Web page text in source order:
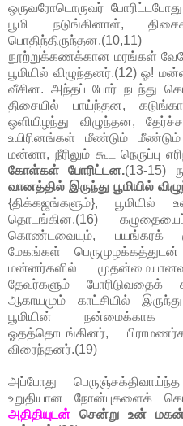
ஒருவரோடொருவர்
பூமி நடுங்கினாள்,
நூற்றுக்கணக்கான மரங்கள்
பூமியில் விழுந்தனர்.(12) ஓ!
வீசின. அந்தப் போர் நடந்து
திசையில் பாய்ந்தன,
ஒளியிழந்து விழுந்தன,
உயிரினங்கள் மீண்டும்
மன்னா, நீரிலும் கூட நெருப்பு
கோள்கள் போரிட்டன.(13-15)
வானத்தில் இருந்து பூமியில்
{திக்கஜங்களும்}, பூமியில்
தொடங்கின.(16)
கொண்டவையும், பயங்கரக்
மேகங்கள்
மன்னர்களில்
தேவர்களும் போரிடுவதைக்
ஆகாயமும் காட்சியில்
பூமியின் நன்மைக்காக
ஓதத்தொடங்கினர்,
விரைந்தனர்.(19)
அப்போது
உறுதியான நோன்புகளைக்
அதிதியுடன்
சென்று உன்